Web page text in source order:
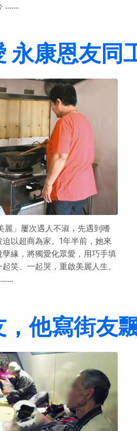
.......
永康恩友同
」屢次遇人不淑，先遇到嗜
以超商為家。1年半前，她來
緣，將獨愛化眾愛，用巧手填
笑、一起哭，重啟美麗人生。
他寫街友